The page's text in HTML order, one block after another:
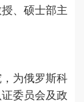
、硕士部主
为俄罗斯科
委员会及政